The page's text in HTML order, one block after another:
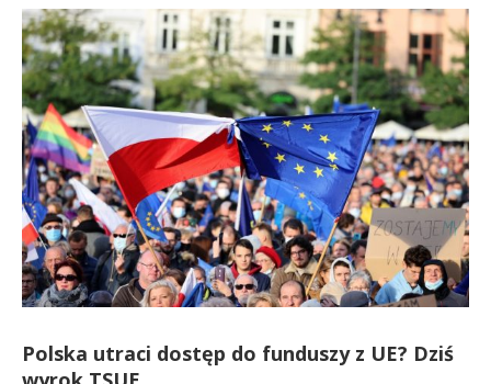
Polska utraci dostęp do funduszy z UE? Dziś